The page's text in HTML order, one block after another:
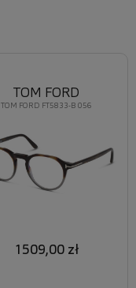
TOM FORD FT5833-B 056
TOM FORD
1509,00 zł